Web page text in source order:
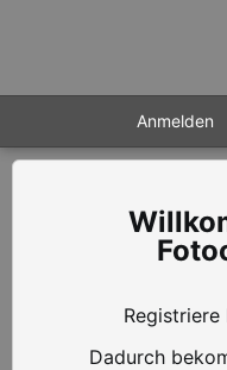
Anmelden
Dadurch